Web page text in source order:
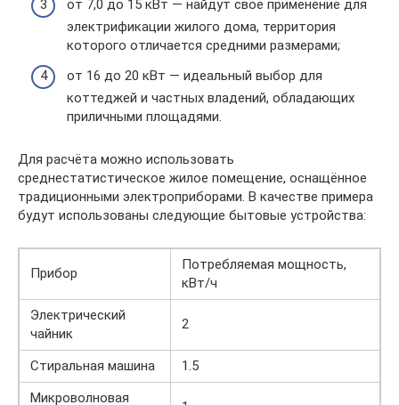
от 7,0 до 15 кВт — найдут своё применение для
электрификации жилого дома, территория
которого отличается средними размерами;
от 16 до 20 кВт — идеальный выбор для
коттеджей и частных владений, обладающих
приличными площадями.
Для расчёта можно использовать
среднестатистическое жилое помещение, оснащённое
традиционными электроприборами. В качестве примера
будут использованы следующие бытовые устройства:
Прибор
Потребляемая мощность,
кВт/ч
Электрический
чайник
2
Стиральная машина
1.5
Микроволновая